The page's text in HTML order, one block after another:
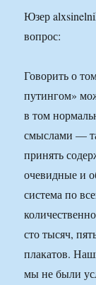
Юзер
вопрос:
Говорить о
путингом»
в том
смыслами —
принять
очевидные и
система по
сто тысяч,
плакатов.
мы не были